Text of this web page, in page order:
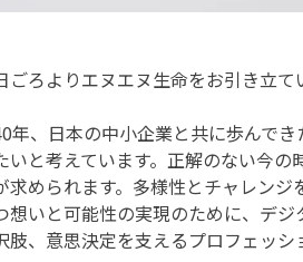
ごろよりエヌエヌ生命をお引き立て
年、日本の中小企業と共に歩んで
いと考えています。正解のない今
求められます。多様性とチャレン
想いと可能性の実現のために、デ
肢、意思決定を支えるプロフェッシ